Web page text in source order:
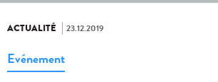
ACTUALITÉ 23.12.2019
Evénement